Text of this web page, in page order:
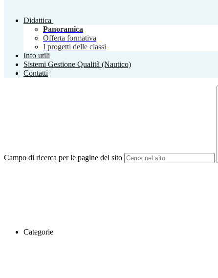
Didattica
Panoramica
Offerta formativa
I progetti delle classi
Info utili
Sistemi Gestione Qualità (Nautico)
Contatti
Campo di ricerca per le pagine del sito
Categorie